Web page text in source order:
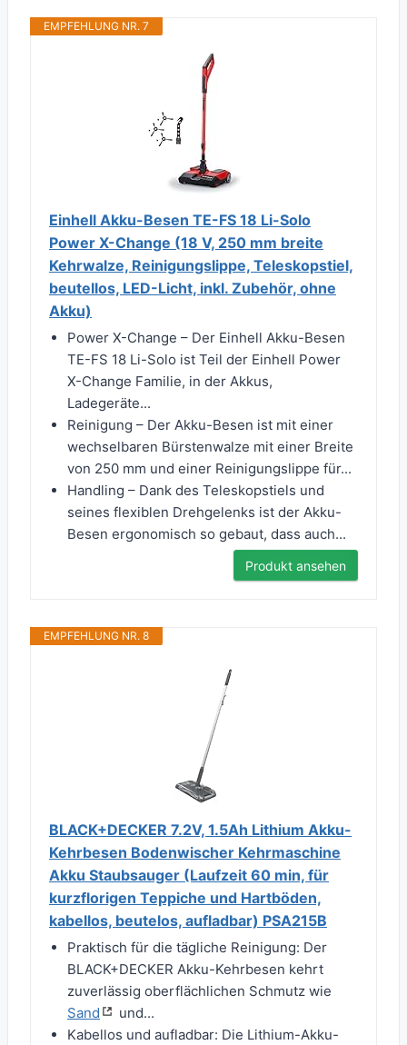
EMPFEHLUNG NR. 7
Einhell Akku-Besen TE-FS 18 Li-Solo
Power X-Change (18 V, 250 mm breite
Kehrwalze, Reinigungslippe, Teleskopstiel,
beutellos, LED-Licht, inkl. Zubehör, ohne
Akku)
Power X-Change – Der Einhell Akku-Besen
TE-FS 18 Li-Solo ist Teil der Einhell Power
X-Change Familie, in der Akkus,
Ladegeräte...
Reinigung – Der Akku-Besen ist mit einer
wechselbaren Bürstenwalze mit einer Breite
von 250 mm und einer Reinigungslippe für...
Handling – Dank des Teleskopstiels und
seines flexiblen Drehgelenks ist der Akku-
Besen ergonomisch so gebaut, dass auch...
Produkt ansehen
EMPFEHLUNG NR. 8
BLACK+DECKER 7.2V, 1.5Ah Lithium Akku-
Kehrbesen Bodenwischer Kehrmaschine
Akku Staubsauger (Laufzeit 60 min, für
kurzflorigen Teppiche und Hartböden,
kabellos, beutelos, aufladbar) PSA215B
Praktisch für die tägliche Reinigung: Der
BLACK+DECKER Akku-Kehrbesen kehrt
zuverlässig oberflächlichen Schmutz wie
Sand
und...
Kabellos und aufladbar: Die Lithium-Akku-